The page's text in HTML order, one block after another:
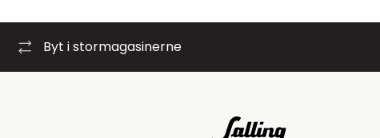
Byt i stormagasinerne